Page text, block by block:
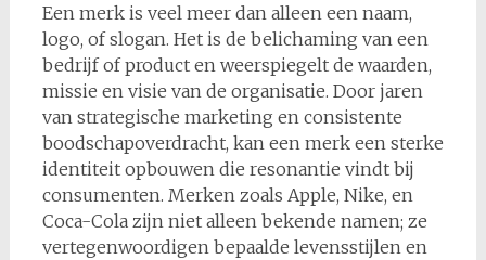
Een merk is veel meer dan alleen een naam,
logo, of slogan. Het is de belichaming van een
bedrijf of product en weerspiegelt de waarden,
missie en visie van de organisatie. Door jaren
van strategische marketing en consistente
boodschapoverdracht, kan een merk een sterke
identiteit opbouwen die resonantie vindt bij
consumenten. Merken zoals Apple, Nike, en
Coca-Cola zijn niet alleen bekende namen; ze
vertegenwoordigen bepaalde levensstijlen en